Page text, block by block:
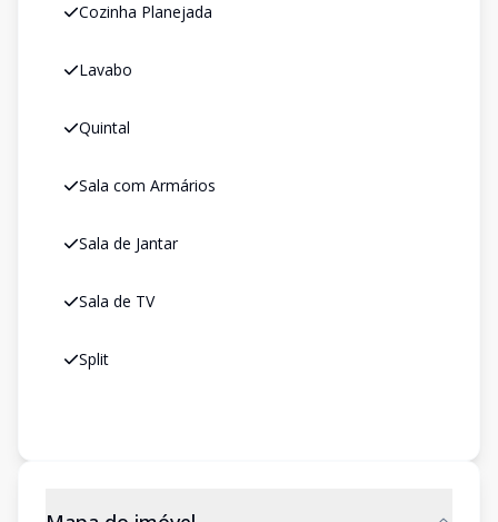
Cozinha Planejada
Lavabo
Quintal
Sala com Armários
Sala de Jantar
Sala de TV
Split